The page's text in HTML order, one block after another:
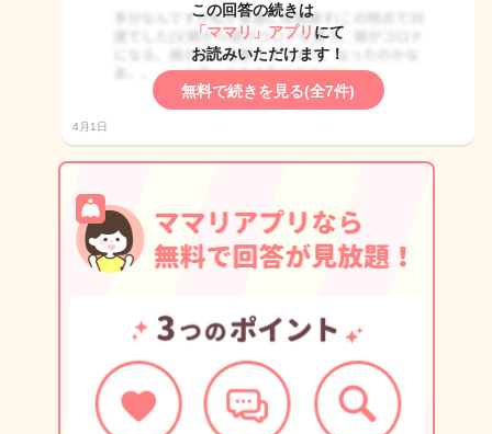
この回答の続きは
「ママリ」アプリ にて
お読みいただけます！
無料で続きを見る(全7件)
4月1日